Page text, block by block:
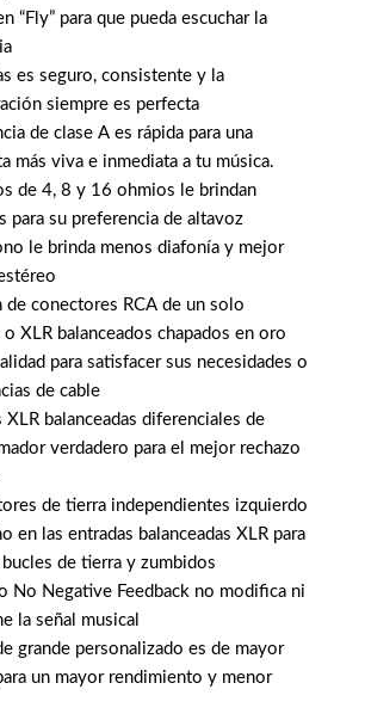
“Fly” para que pueda escuchar la
es seguro, consistente y la
siempre es perfecta
de clase A es rápida para una
más viva e inmediata a tu música.
de 4, 8 y 16 ohmios le brindan
para su preferencia de altavoz
le brinda menos diafonía y mejor
de conectores RCA de un solo
XLR balanceados chapados en oro
para satisfacer sus necesidades o
de cable
XLR balanceadas diferenciales de
verdadero para el mejor rechazo
de tierra independientes izquierdo
en las entradas balanceadas XLR para
de tierra y zumbidos
No Negative Feedback no modifica ni
la señal musical
grande personalizado es de mayor
un mayor rendimiento y menor